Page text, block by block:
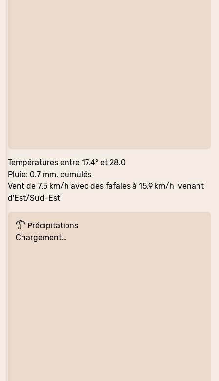
Températures entre 17.4° et 28.0
Pluie: 0.7 mm. cumulés
Vent de 7.5 km/h avec des fafales à 15.9 km/h, venant
d'Est/Sud-Est
Précipitations
Chargement…